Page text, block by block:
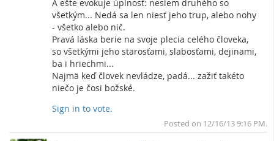
A ešte evokuje úplnosť: nesiem druhého so
všetkým... Nedá sa len niesť jeho trup, alebo nohy
- všetko alebo nič.
Pravá láska berie na svoje plecia celého človeka,
so všetkými jeho starosťami, slabosťami, dejinami,
ba i hriechmi...
Najmä keď človek nevládze, padá... zažiť takéto
niečo je čosi božské.
Sign in to vote.
Post
Top
Posted on 12/16/13 9:16 PM.